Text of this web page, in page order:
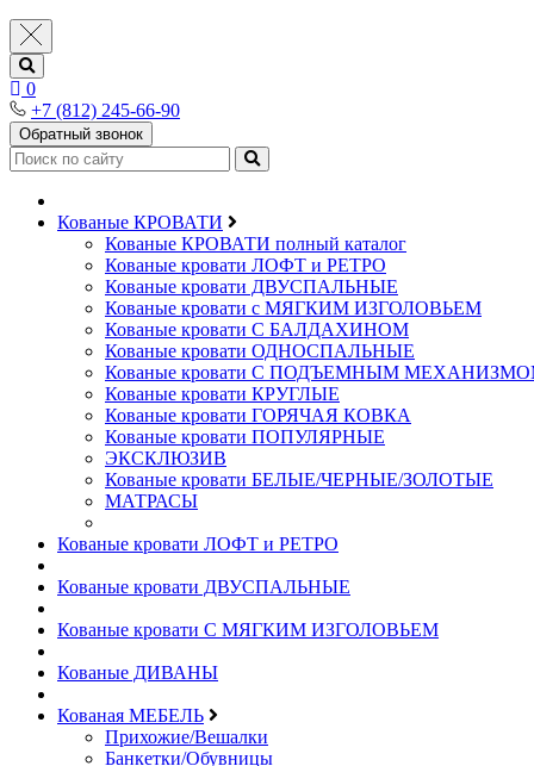
0
+7 (812) 245-66-90
Обратный звонок
Кованые КРОВАТИ
Кованые КРОВАТИ полный каталог
Кованые кровати ЛОФТ и РЕТРО
Кованые кровати ДВУСПАЛЬНЫЕ
Кованые кровати с МЯГКИМ ИЗГОЛОВЬЕМ
Кованые кровати С БАЛДАХИНОМ
Кованые кровати ОДНОСПАЛЬНЫЕ
Кованые кровати С ПОДЪЕМНЫМ
Кованые кровати КРУГЛЫЕ
Кованые кровати ГОРЯЧАЯ КОВКА
Кованые кровати ПОПУЛЯРНЫЕ
ЭКСКЛЮЗИВ
Кованые кровати БЕЛЫЕ/ЧЕРНЫЕ/ЗОЛОТЫЕ
МАТРАСЫ
Кованые кровати ЛОФТ и РЕТРО
Кованые кровати ДВУСПАЛЬНЫЕ
Кованые кровати С МЯГКИМ ИЗГОЛОВЬЕМ
Кованые ДИВАНЫ
Кованая МЕБЕЛЬ
Прихожие/Вешалки
Банкетки/Обувницы